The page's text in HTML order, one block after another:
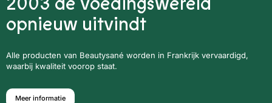
opnieuw uitvindt
Alle producten van Beautysané worden in Frankrijk vervaardigd,
waarbij kwaliteit voorop staat.
Meer informatie